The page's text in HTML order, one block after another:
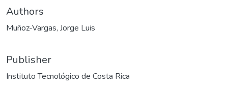
Authors
Muñoz-Vargas, Jorge Luis
Publisher
Instituto Tecnológico de Costa Rica